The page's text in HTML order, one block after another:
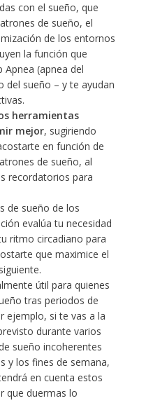
con el sueño, que
de sueño, el
de los entornos
la función que
Apnea (apnea del
del sueño – y te ayudan
herramientas
mejor, sugiriendo
en función de
de sueño, al
recordatorios para
de sueño de los
evalúa tu necesidad
ritmo circadiano para
que maximice el
útil para quienes
tras periodos de
ejemplo, si te vas a la
durante varios
sueño incoherentes
y los fines de semana,
en cuenta estos
que duermas lo